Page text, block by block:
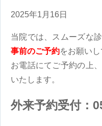
2025年1月16日
当院では、スムーズな
事前のご予約をお願いし
お電話にてご予約の上
いたします。
外来予約受付：